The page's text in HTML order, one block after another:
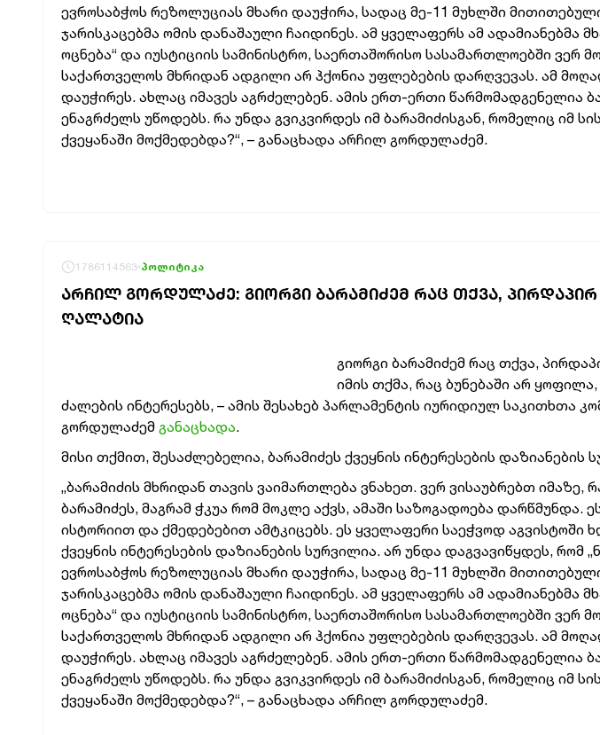
ევროსაბჭოს რეზოლუციას მხარი დაუჭირა, სადაც მე-11 მუხლში
ჯარისკაცებმა ომის დანაშაული ჩაიდინეს. ამ ყველაფერს ამ ადამიანებმა
ოცნება“ და იუსტიციის სამინისტრო, საერთაშორისო სასამართლოებში ვერ
საქართველოს მხრიდან ადგილი არ ჰქონია უფლებების დარღვევას. ამ
დაუჭირეს. ახლაც იმავეს აგრძელებენ. ამის ერთ-ერთი წარმომადგენელია
ენაგრძელს უწოდებს. რა უნდა გვიკვირდეს იმ ბარამიძისგან, რომელიც იმ
ქვეყანაში მოქმედებდა?“, – განაცხადა არჩილ გორდულაძემ.
1786114563 პოლიტიკა
ᲐᲠᲩᲘᲚ ᲒᲝᲠᲓᲣᲚᲐᲫᲔ: ᲒᲘᲝᲠᲒᲘ ᲑᲐᲠᲐᲛᲘᲫᲔᲛ ᲠᲐᲪ ᲗᲥᲕᲐ, ᲞᲘᲠᲓᲐᲞᲘᲠ
ᲦᲐᲚᲐᲢᲘᲐ
გიორგი ბარამიძემ რაც თქვა,
იმის თქმა, რაც ბუნებაში არ ყოფილა,
ძალების ინტერესებს, – ამის შესახებ პარლამენტის იურიდიულ საკითხთა
გორდულაძემ განაცხადა.
მისი თქმით, შესაძლებელია, ბარამიძეს ქვეყნის ინტერესების დაზიანების
„ბარამიძის მხრიდან თავის ვაიმართლება ვნახეთ. ვერ ვისაუბრებთ იმაზე,
ბარამიძეს, მაგრამ ჭკუა რომ მოკლე აქვს, ამაში საზოგადოება დარწმუნდა.
ისტორიით და ქმედებებით ამტკიცებს. ეს ყველაფერი საეჭვოდ აგვისტოში
ქვეყნის ინტერესების დაზიანების სურვილია. არ უნდა დაგვავიწყდეს, რომ
ევროსაბჭოს რეზოლუციას მხარი დაუჭირა, სადაც მე-11 მუხლში
ჯარისკაცებმა ომის დანაშაული ჩაიდინეს. ამ ყველაფერს ამ ადამიანებმა
ოცნება“ და იუსტიციის სამინისტრო, საერთაშორისო სასამართლოებში ვერ
საქართველოს მხრიდან ადგილი არ ჰქონია უფლებების დარღვევას. ამ
დაუჭირეს. ახლაც იმავეს აგრძელებენ. ამის ერთ-ერთი წარმომადგენელია
ენაგრძელს უწოდებს. რა უნდა გვიკვირდეს იმ ბარამიძისგან, რომელიც იმ
ქვეყანაში მოქმედებდა?“, – განაცხადა არჩილ გორდულაძემ.